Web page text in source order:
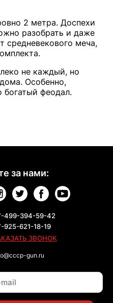
2 метра. Доспехи
разобрать и даже
средневекового меча,
не каждый, но
Особенно,
богатый феодал.
за нами:
499-394-59-42
925-621-18-19
ЗВОНОК
gun.ru